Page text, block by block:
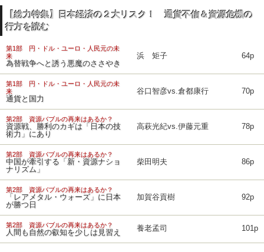
【総力特集】日本経済の２大リスク！ 通貨不信＆資源危機の
行方を読む
第1部 円・ドル・ユーロ・人民元の未
来
為替戦争へと誘う悪魔のささやき
浜 矩子 64p
第1部 円・ドル・ユーロ・人民元の未
来
通貨と国力
谷口智彦vs.倉都康行 70p
第2部 資源バブルの再来はあるか？
資源戦、勝利のカギは「日本の技
術力」にあり
高萩光紀vs.伊藤元重 78p
第2部 資源バブルの再来はあるか？
中国が牽引する「新・資源ナショ
ナリズム」
柴田明夫 86p
第2部 資源バブルの再来はあるか？
「レアメタル・ウォーズ」に日本
が勝つ日
加賀谷貢樹 92p
第2部 資源バブルの再来はあるか？
人間も自然の叡知を少しは見習え 養老孟司 101p